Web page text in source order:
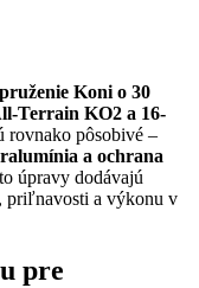
Koni o 30
Terrain KO2 a 16-
rovnako pôsobivé –
a ochrana
úpravy dodávajú
priľnavosti a výkonu v
pre